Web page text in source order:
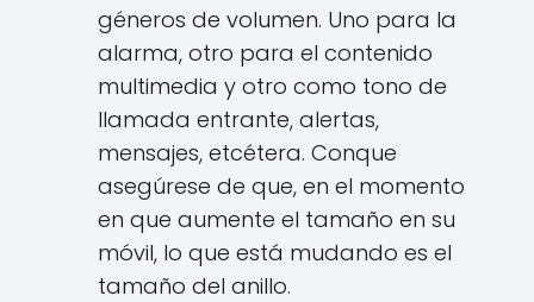
géneros de volumen. Uno para la
alarma, otro para el contenido
multimedia y otro como tono de
llamada entrante, alertas,
mensajes, etcétera. Conque
asegúrese de que, en el momento
en que aumente el tamaño en su
móvil, lo que está mudando es el
tamaño del anillo.